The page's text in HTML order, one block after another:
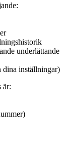
underlättande
inställningar)
är: